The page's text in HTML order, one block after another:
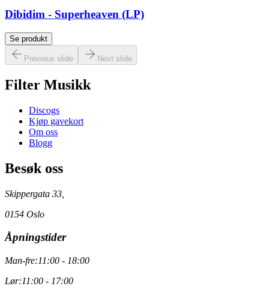
Dibidim - Superheaven (LP)
Se produkt
Previous slide Next slide
Filter Musikk
Discogs
Kjøp gavekort
Om oss
Blogg
Besøk oss
Skippergata 33,
0154 Oslo
Åpningstider
Man-fre:11:00 - 18:00
Lør:11:00 - 17:00